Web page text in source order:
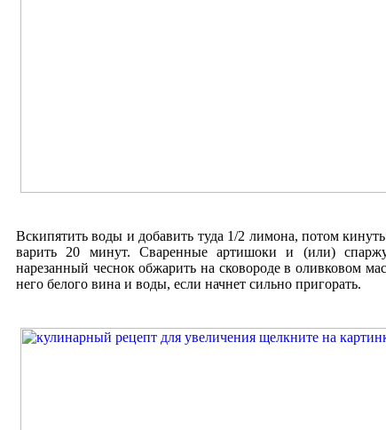
Вскипятить воды и добавить туда 1/2 лимона, потом
варить 20 минут. Сваренные артишоки и (или)
нарезанный чеснок обжарить на сковороде в оливковом
него белого вина и воды, если начнет сильно пригорать.